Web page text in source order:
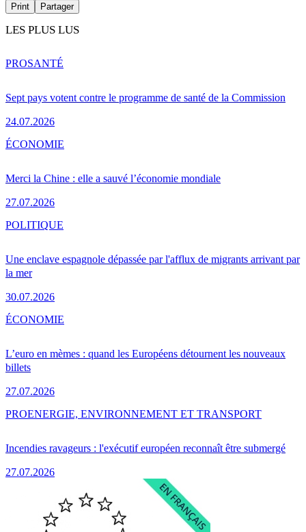
Print Partager
LES PLUS LUS
Sept pays votent contre le programme de santé de la Commission
24.07.2026
PROSANTÉ
Merci la Chine : elle a sauvé l’économie mondiale
27.07.2026
ÉCONOMIE
Une enclave espagnole dépassée par l'afflux de migrants arrivant par
la mer
30.07.2026
POLITIQUE
L’euro en mèmes : quand les Européens détournent les nouveaux
billets
27.07.2026
ÉCONOMIE
Incendies ravageurs : l'exécutif européen reconnaît être submergé
27.07.2026
PROENERGIE, ENVIRONNEMENT ET TRANSPORT